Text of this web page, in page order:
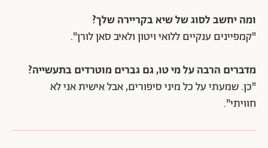
ומה יחשב לסוג של שיא בקריירה שלך?
"קמפיינים ענקיים ללואי ויטון ולאיב סאן לורן".
מדברים הרבה על מי טו, גם גברים מוטרדים בתעשייה?
"כן. שמעתי על כל מיני סיפורים, אבל אישית אני לא
חוויתי".